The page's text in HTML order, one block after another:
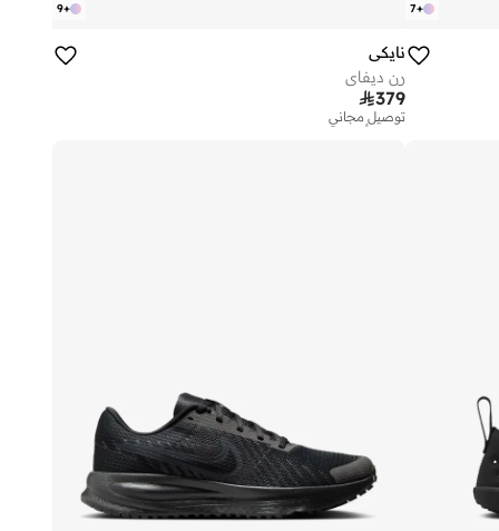
+
7
+
9
نايكي
رن ديفاي
379
توصيل مجاني
تم بيع أكثر من 20 مؤخرا